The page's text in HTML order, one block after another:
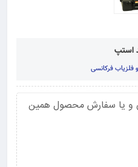
فلزیاب فرکانسی
و یا سفارش محصول همین